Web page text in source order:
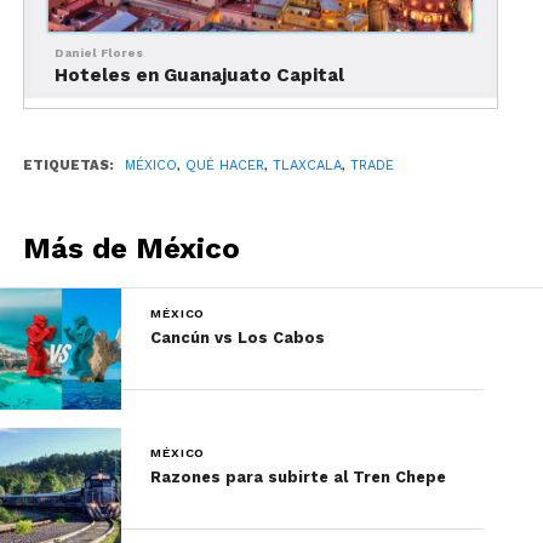
El gobernador y el secretario de Turismo anuncian el inicio de la
temporada de luciérnagas.
Cómo disfrutar el
avistamiento y cuánto
cuesta
El gasto promedio de los visitantes que no
pernoctan es de 700 pesos, mientras que el de
Daniel Flores
Hoteles en Guanajuato Capital
ETIQUETAS: MÉXICO, QUÉ HACER, TLAXCALA, TRADE
Más de México
MÉXICO
Cancún vs Los Cabos
MÉXICO
Razones para subirte al Tren Chepe